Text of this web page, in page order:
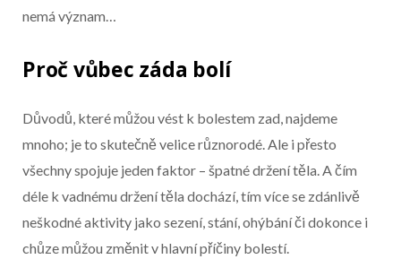
nemá význam…
Proč vůbec záda bolí
Důvodů, které můžou vést k bolestem zad, najdeme
mnoho; je to skutečně velice různorodé. Ale i přesto
všechny spojuje jeden faktor – špatné držení těla. A čím
déle k vadnému držení těla dochází, tím více se zdánlivě
neškodné aktivity jako sezení, stání, ohýbání či dokonce i
chůze můžou změnit v hlavní příčiny bolestí.